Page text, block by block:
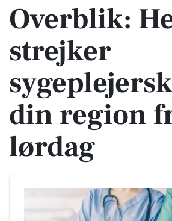
Overblik:
strejker
din region
lørdag